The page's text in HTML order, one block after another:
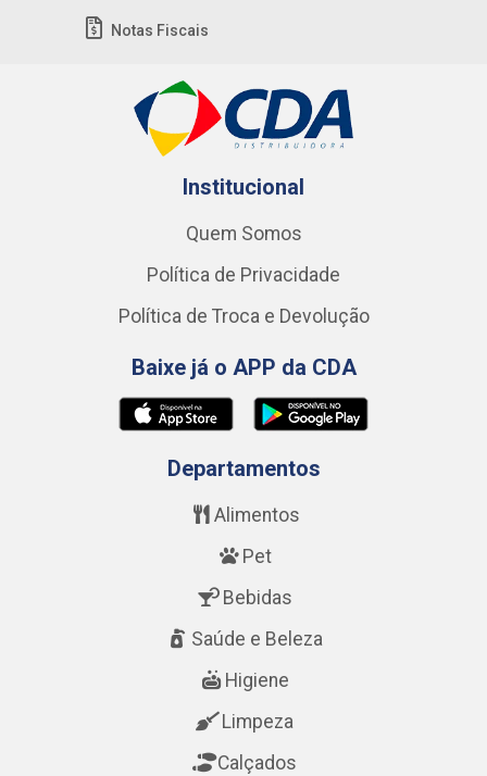
Notas Fiscais
Institucional
Quem Somos
Política de Privacidade
Política de Troca e Devolução
Baixe já o APP da CDA
Departamentos
Alimentos
Pet
Bebidas
Saúde e Beleza
Higiene
Limpeza
Calçados